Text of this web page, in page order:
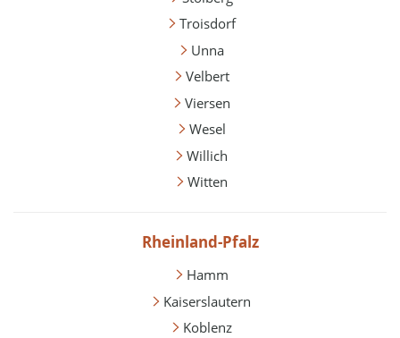
Troisdorf
Unna
Velbert
Viersen
Wesel
Willich
Witten
Rheinland-Pfalz
Hamm
Kaiserslautern
Koblenz